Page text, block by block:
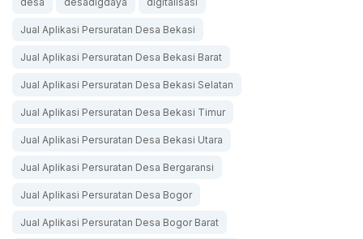
Jual Aplikasi Persuratan Desa Bekasi
Jual Aplikasi Persuratan Desa Bekasi Barat
Jual Aplikasi Persuratan Desa Bekasi Selatan
Jual Aplikasi Persuratan Desa Bekasi Timur
Jual Aplikasi Persuratan Desa Bekasi Utara
Jual Aplikasi Persuratan Desa Bergaransi
Jual Aplikasi Persuratan Desa Bogor
Jual Aplikasi Persuratan Desa Bogor Barat